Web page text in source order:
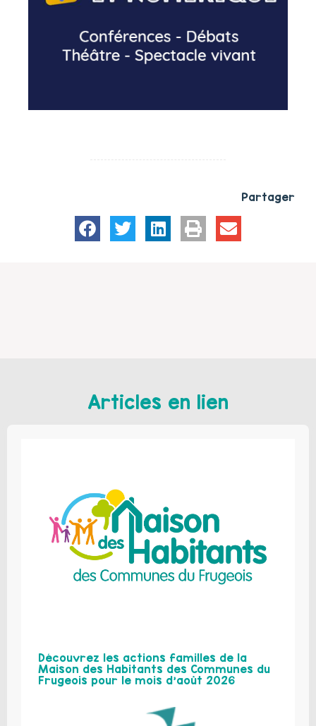
Partager
Articles en lien
Découvrez les actions familles de la
Maison des Habitants des Communes du
Frugeois pour le mois d’août 2026